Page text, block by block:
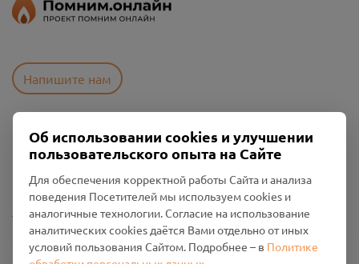
Напишите нам
Пользовательское соглашение
Политика конфиденциальности
Промо-материалы
Настройки cookies
Общество с ограниченной ответственностью «Смоленский
Об использовании cookies и улучшении
пользовательского опыта на Сайте
Для обеспечения корректной работы Сайта и анализа
поведения Посетителей мы используем cookies и
аналогичные технологии. Согласие на использование
аналитических cookies даётся Вами отдельно от иных
условий пользования Сайтом. Подробнее – в Политике